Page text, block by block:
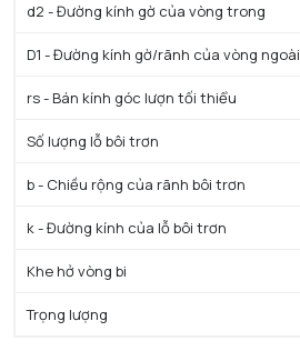
d2 - Đường kính gờ của vòng trong
D1 - Đường kính gờ/rãnh của vòng ngoài
rs - Bán kính góc lượn tối thiểu
Số lượng lỗ bôi trơn
b - Chiều rộng của rãnh bôi trơn
k - Đường kính của lỗ bôi trơn
Khe hở vòng bi
Trọng lượng